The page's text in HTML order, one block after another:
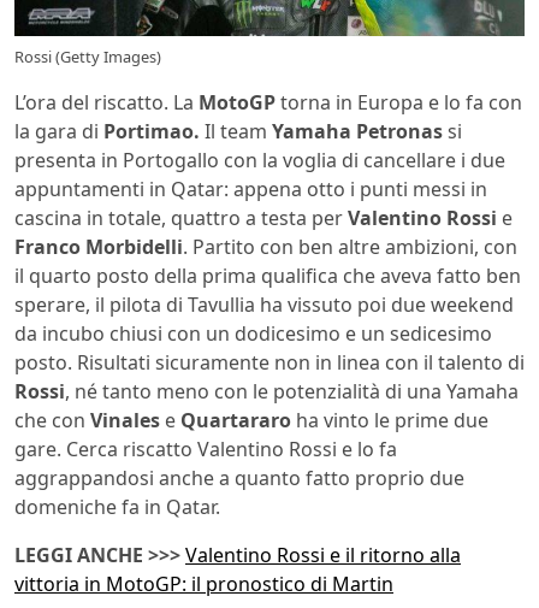
Rossi (Getty Images)
L’ora del riscatto. La MotoGPtorna in Europa e lo fa con
la gara di Portimao. Il team Yamaha Petronassi
presenta in Portogallo con la voglia di cancellare i due
appuntamenti in Qatar: appena otto i punti messi in
cascina in totale, quattro a testa perValentino Rossi e
Franco Morbidelli. Partito con ben altre ambizioni, con
il quarto posto della prima qualifica che aveva fatto ben
sperare, il pilota di Tavullia ha vissuto poi due weekend
da incubo chiusi con un dodicesimo e un sedicesimo
posto. Risultati sicuramente non in linea con il talento di
Rossi, né tanto meno con le potenzialità di una Yamaha
che con Vinales e Quartararo ha vinto le prime due
gare. Cerca riscatto Valentino Rossi e lo fa
aggrappandosi anche a quanto fatto proprio due
domeniche fa in Qatar.
LEGGI ANCHE >>>Valentino Rossi e il ritorno alla
vittoria in MotoGP: il pronostico di Martin